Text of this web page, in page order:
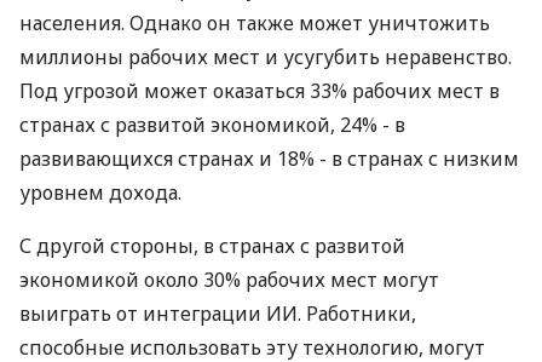
населения. Однако он также может уничтожить
миллионы рабочих мест и усугубить неравенство.
Под угрозой может оказаться 33% рабочих мест в
странах с развитой экономикой, 24% - в
развивающихся странах и 18% - в странах с низким
уровнем дохода.
С другой стороны, в странах с развитой
экономикой около 30% рабочих мест могут
выиграть от интеграции ИИ. Работники,
способные использовать эту технологию, могут